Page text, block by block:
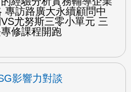
專訪路廣大永續顧問中
尤努斯三零小單元 三
修課程開跑
影響力對談